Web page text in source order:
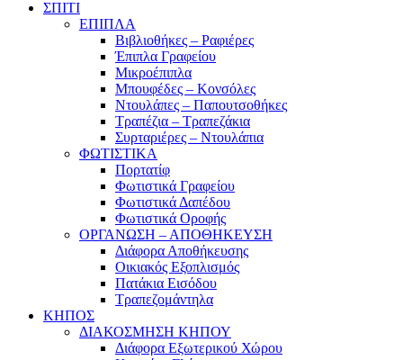
ΣΠΙΤΙ
ΕΠΙΠΛΑ
Βιβλιοθήκες – Ραφιέρες
Έπιπλα Γραφείου
Μικροέπιπλα
Μπουφέδες – Κονσόλες
Ντουλάπες – Παπουτσοθήκες
Τραπέζια – Τραπεζάκια
Συρταριέρες – Ντουλάπια
ΦΩΤΙΣΤΙΚΑ
Πορτατίφ
Φωτιστικά Γραφείου
Φωτιστικά Δαπέδου
Φωτιστικά Οροφής
ΟΡΓΑΝΩΣΗ – ΑΠΟΘΗΚΕΥΣΗ
Διάφορα Αποθήκευσης
Οικιακός Εξοπλισμός
Πατάκια Εισόδου
Τραπεζομάντηλα
ΚΗΠΟΣ
ΔΙΑΚΟΣΜΗΣΗ ΚΗΠΟΥ
Διάφορα Εξωτερικού Χώρου